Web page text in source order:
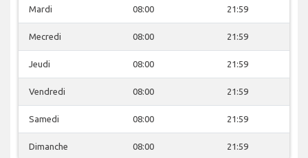
Mardi 08:00 21:59
Mecredi 08:00 21:59
Jeudi 08:00 21:59
Vendredi 08:00 21:59
Samedi 08:00 21:59
Dimanche 08:00 21:59